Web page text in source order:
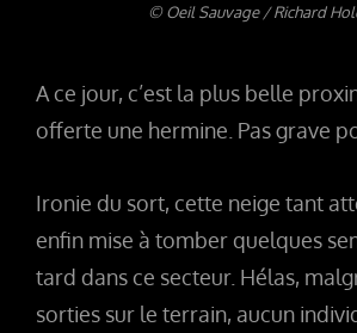
© Oeil Sauvage / Richard
A ce jour, c’est la plus belle
offerte une hermine. Pas grave
Ironie du sort, cette neige tant
enfin mise à tomber quelques
tard dans ce secteur. Hélas,
sorties sur le terrain, aucun